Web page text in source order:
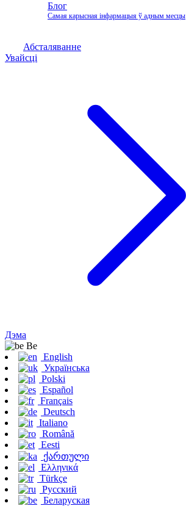
Блог
Самая карысная інфармацыя ў адным месцы
Абсталяванне
Увайсці
Дэма
Be
English
Українська
Polski
Español
Français
Deutsch
Italiano
Română
Eesti
ქართული
Ελληνικά
Türkçe
Русский
Беларуская